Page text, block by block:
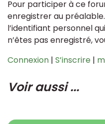
Pour participer à ce
enregistrer au
l’identifiant personnel
n’êtes pas enregistré,
Connexion | S’inscrire |
Voir aussi ...